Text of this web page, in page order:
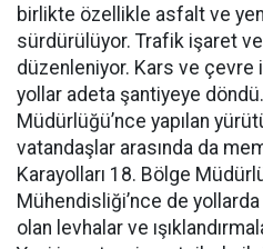
birlikte özellikle asfalt ve yeni
sürdürülüyor. Trafik işaret
düzenleniyor. Kars ve çevre
yollar adeta şantiyeye
Müdürlüğü’nce yapılan
vatandaşlar arasında da
Karayolları 18. Bölge
Mühendisliği’nce de
olan levhalar ve